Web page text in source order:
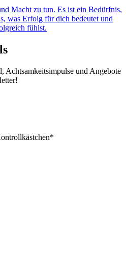
Macht zu tun. Es ist ein Bedürfnis,
was Erfolg für dich bedeutet und
fühlst.
Achtsamkeitsimpulse und Angebote